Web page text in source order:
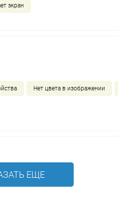
экран
Нет цвета в изображении
ЕЩЕ